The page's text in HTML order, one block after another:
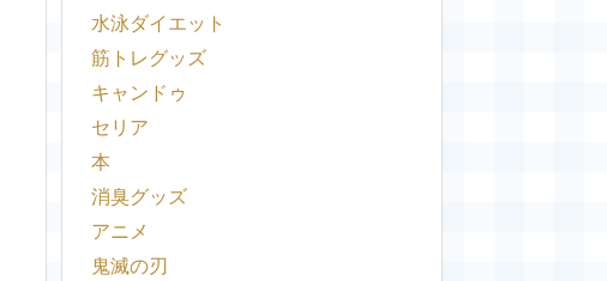
水泳ダイエット
筋トレグッズ
キャンドゥ
セリア
本
消臭グッズ
アニメ
鬼滅の刃